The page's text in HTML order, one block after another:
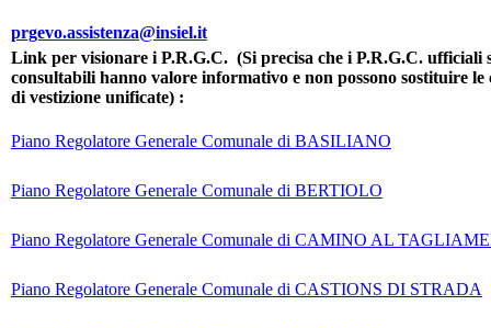
prgevo.assistenza@insiel.it
Link per visionare i P.R.G.C. (Si precisa che i P.R.G.C. ufficiali
consultabili hanno valore informativo e non possono sostituire
di vestizione unificate) :
Piano Regolatore Generale Comunale di BASILIANO
Piano Regolatore Generale Comunale di BERTIOLO
Piano Regolatore Generale Comunale di CAMINO AL
Piano Regolatore Generale Comunale di CASTIONS DI STRADA